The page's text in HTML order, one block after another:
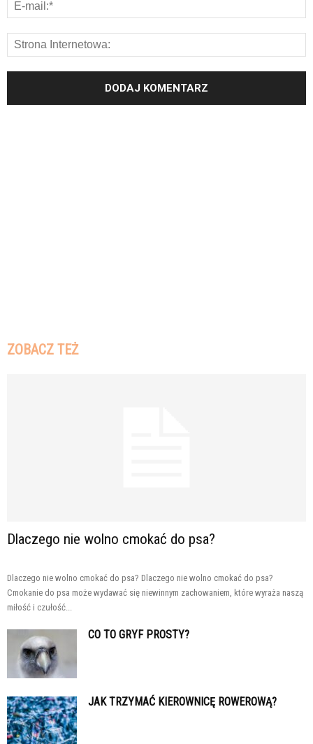
ZOBACZ TEŻ
Dlaczego nie wolno cmokać do psa?
Dlaczego nie wolno cmokać do psa? Dlaczego nie wolno cmokać do psa?
Cmokanie do psa może wydawać się niewinnym zachowaniem, które wyraża naszą
miłość i czułość...
CO TO GRYF PROSTY?
JAK TRZYMAĆ KIEROWNICĘ ROWEROWĄ?